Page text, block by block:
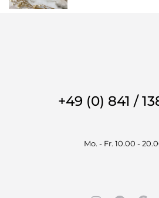
+49 (0) 841 /
Mo. - Fr. 10.00 -